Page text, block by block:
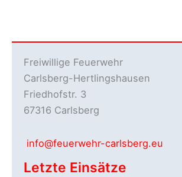
2023
Freiwillige Feuerwehr
Carlsberg-Hertlingshausen
Friedhofstr. 3
67316 Carlsberg
info@feuerwehr-carlsberg.eu
Letzte Einsätze